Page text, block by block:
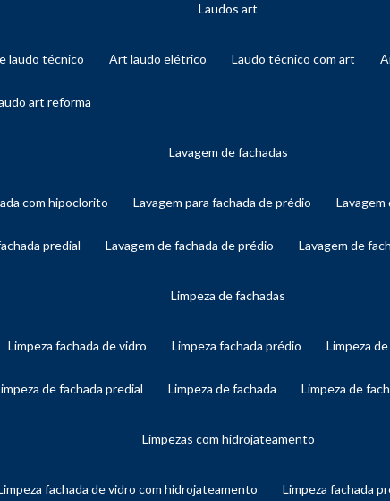
laudos art
e laudo técnico art laudo elétrico laudo técnico com art
art reforma
lavagem de fachadas
com hipoclorito lavagem para fachada de prédio
predial lavagem de fachada de prédio lavagem de
limpeza de fachadas
limpeza fachada de vidro limpeza fachada prédio limpeza
limpeza de fachada predial limpeza de fachada limpeza de
limpezas com hidrojateamento
limpeza fachada de vidro com hidrojateamento limpeza fachada